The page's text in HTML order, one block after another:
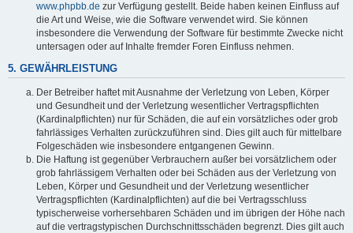
www.phpbb.de zur Verfügung gestellt. Beide haben keinen Einfluss auf
die Art und Weise, wie die Software verwendet wird. Sie können
insbesondere die Verwendung der Software für bestimmte Zwecke nicht
untersagen oder auf Inhalte fremder Foren Einfluss nehmen.
5. GEWÄHRLEISTUNG
Der Betreiber haftet mit Ausnahme der Verletzung von Leben, Körper
und Gesundheit und der Verletzung wesentlicher Vertragspflichten
(Kardinalpflichten) nur für Schäden, die auf ein vorsätzliches oder grob
fahrlässiges Verhalten zurückzuführen sind. Dies gilt auch für mittelbare
Folgeschäden wie insbesondere entgangenen Gewinn.
Die Haftung ist gegenüber Verbrauchern außer bei vorsätzlichem oder
grob fahrlässigem Verhalten oder bei Schäden aus der Verletzung von
Leben, Körper und Gesundheit und der Verletzung wesentlicher
Vertragspflichten (Kardinalpflichten) auf die bei Vertragsschluss
typischerweise vorhersehbaren Schäden und im übrigen der Höhe nach
auf die vertragstypischen Durchschnittsschäden begrenzt. Dies gilt auch